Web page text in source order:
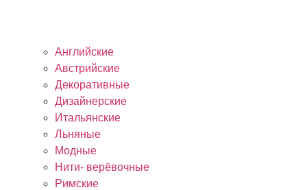
Английские
Австрийские
Декоративные
Дизайнерские
Итальянские
Льняные
Модные
Нити- верёвочные
Римские